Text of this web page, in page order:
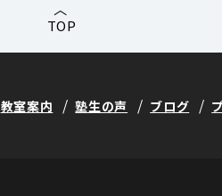
TOP
教室案内 塾生の声 ブログ